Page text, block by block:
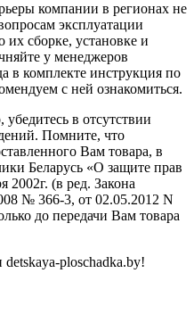
компании в регионах не
эксплуатации
их сборке, установке и
у менеджеров
в комплекте инструкция по
с ней ознакомиться.
в отсутствии
Помните, что
Вам товара, в
Беларусь «О защите прав
2002г. (в ред. Закона
№ 366-3, от 02.05.2012 N
до передачи Вам товара
ploschadka.by!